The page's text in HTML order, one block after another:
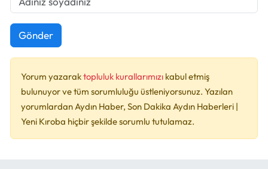
Gönder
Yorum yazaraktopluluk kurallarımızı kabul etmiş
bulunuyor ve tüm sorumluluğu üstleniyorsunuz. Yazılan
yorumlardan Aydın Haber, Son Dakika Aydın Haberleri |
Yeni Kıroba hiçbir şekilde sorumlu tutulamaz.